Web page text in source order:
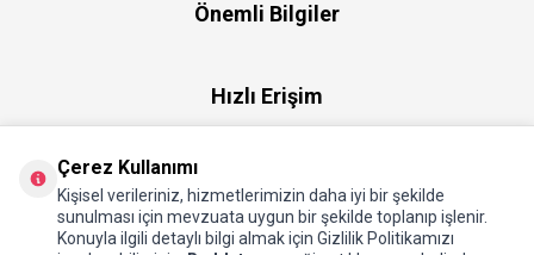
Önemli Bilgiler
Hızlı Erişim
Çerez Kullanımı
Kişisel verileriniz, hizmetlerimizin daha iyi bir şekilde
sunulması için mevzuata uygun bir şekilde toplanıp işlenir.
Konuyla ilgili detaylı bilgi almak için Gizlilik Politikamızı